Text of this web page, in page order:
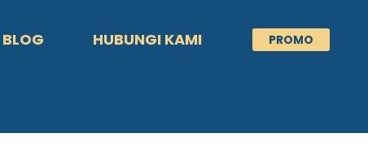
BLOG HUBUNGI KAMI PROMO